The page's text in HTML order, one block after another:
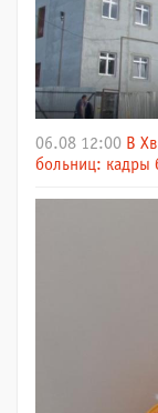
06.08 12:00 В
больниц: кадры